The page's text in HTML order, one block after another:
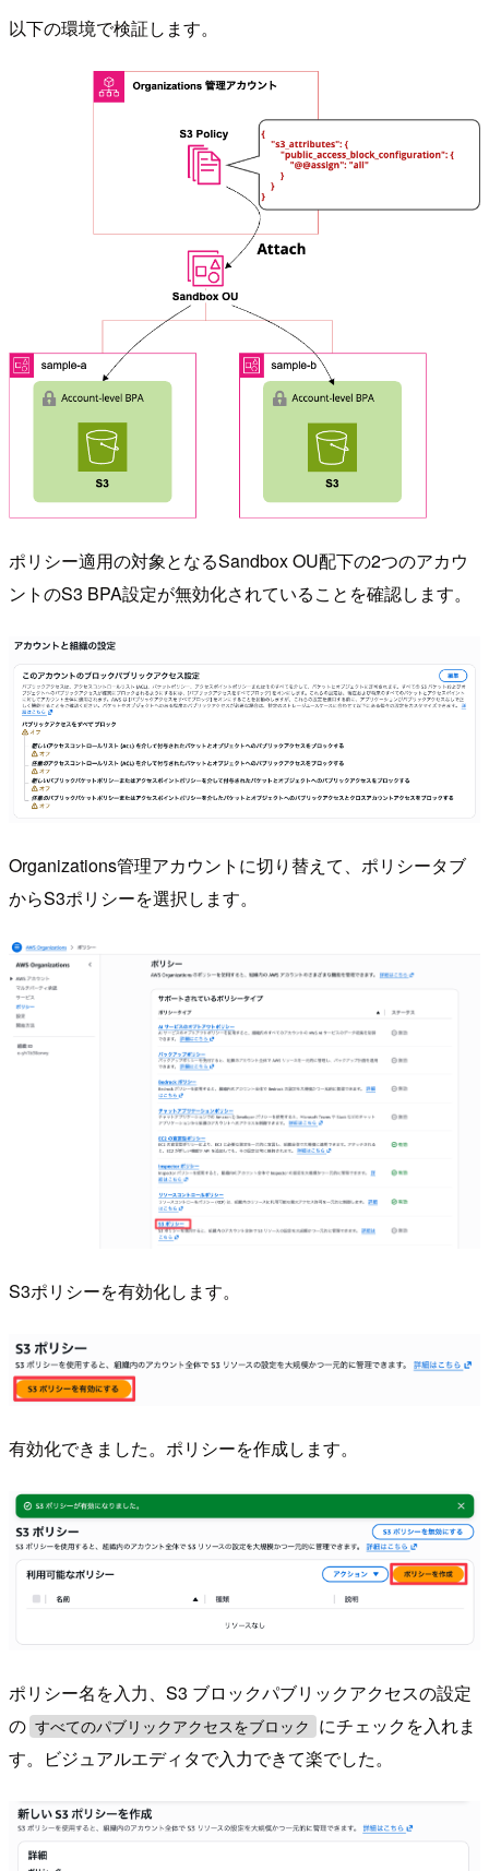
以下の環境で検証します。
ポリシー適用の対象となるSandbox OU配下の2つのアカウ
ントのS3 BPA設定が無効化されていることを確認します。
Organizations管理アカウントに切り替えて、ポリシータブ
からS3ポリシーを選択します。
S3ポリシーを有効化します。
有効化できました。ポリシーを作成します。
ポリシー名を入力、S3 ブロックパブリックアクセスの設定
の すべてのパブリックアクセスをブロック
にチェックを入れま
す。ビジュアルエディタで入力できて楽でした。